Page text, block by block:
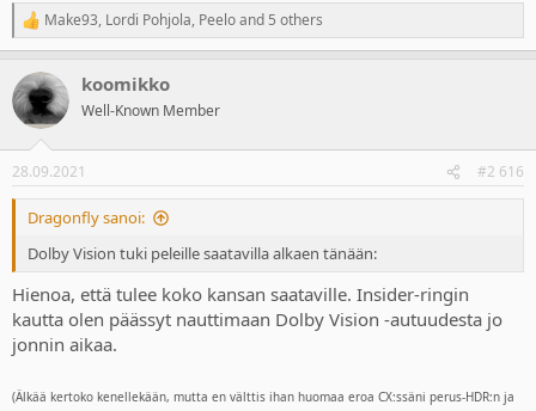
R
e
c
t
i
s
:
Make93, Lordi Pohjola, Peeloand 5 others
koomikko
Well-Known Member
28.09.2021 #2 616
Dragonfly sanoi:
Dolby Vision tuki peleille saatavilla alkaen tänään:
Hienoa, että tulee koko kansan saataville. Insider-ringin
kautta olen päässyt nauttimaan Dolby Vision -autuudesta jo
jonnin aikaa.
(Älkää kertoko kenellekään, mutta en välttis ihan huomaa eroa CX:ssäni perus-HDR:n ja